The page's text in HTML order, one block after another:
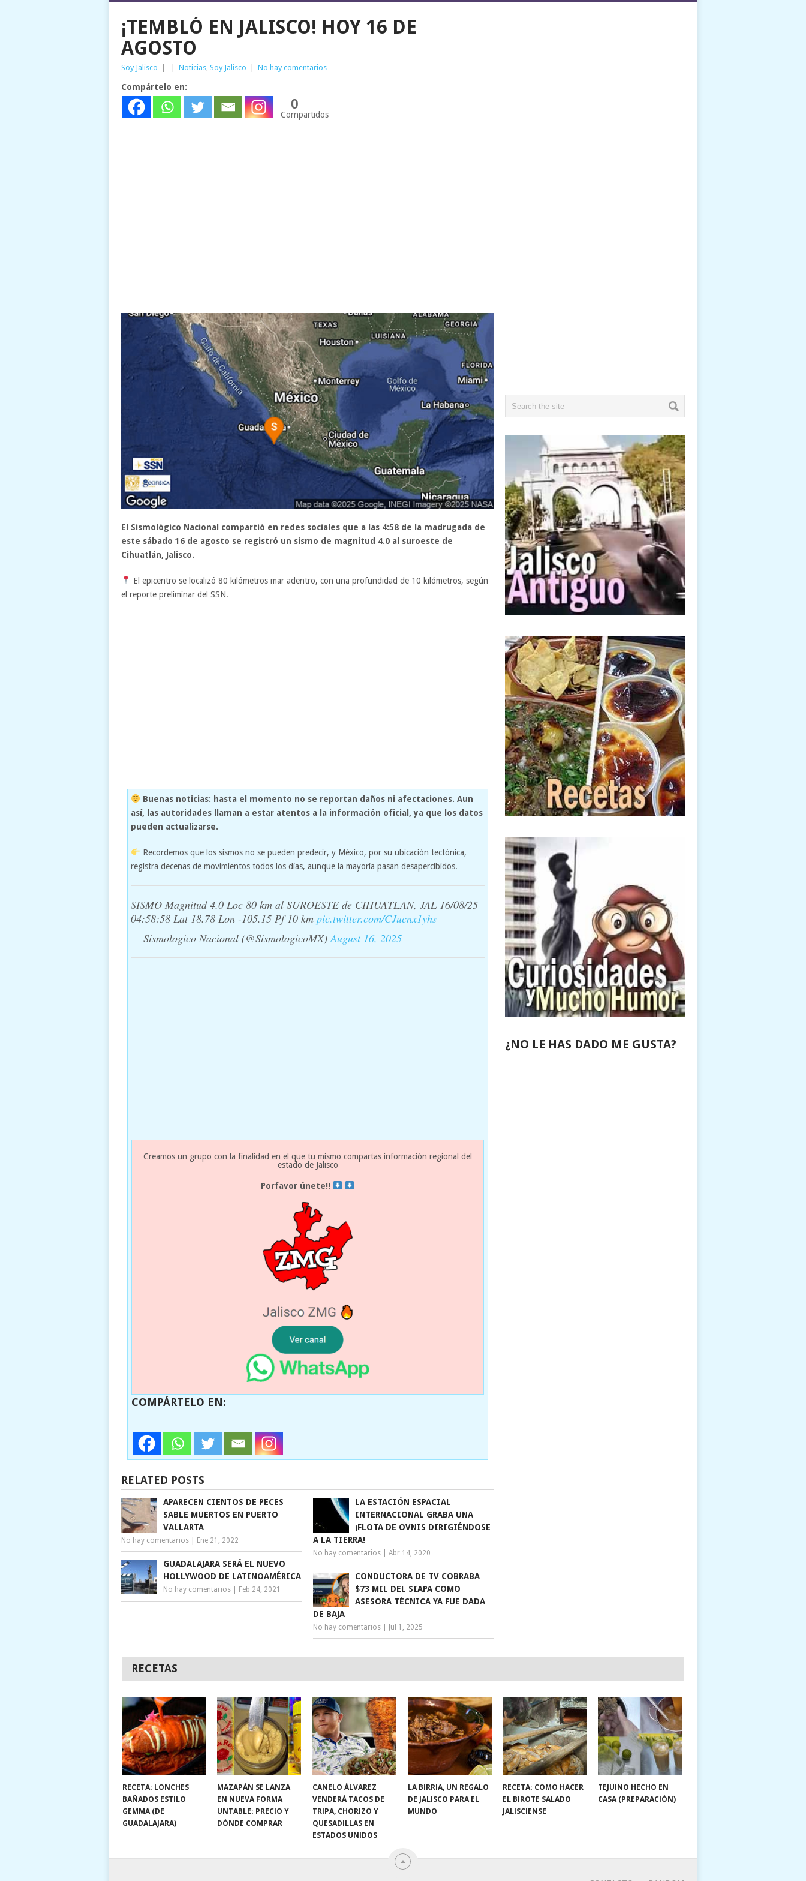
¡TEMBLÓ EN JALISCO! HOY 16 DE
AGOSTO
Soy Jalisco Noticias, Soy Jalisco No hay comentarios
Compártelo en:
0
Compartidos
El Sismológico Nacional compartió en redes sociales que a las 4:58 de la madrugada de
este sábado 16 de agosto se registró un sismo de magnitud 4.0 al suroeste de
Cihuatlán, Jalisco.
El epicentro se localizó 80 kilómetros mar adentro, con una profundidad de 10 kilómetros, según
el reporte preliminar del SSN.
Buenas noticias: hasta el momento no se reportan daños ni afectaciones. Aun
así, las autoridades llaman a estar atentos a la información oficial, ya que los datos
pueden actualizarse.
Recordemos que los sismos no se pueden predecir, y México, por su ubicación tectónica,
registra decenas de movimientos todos los días, aunque la mayoría pasan desapercibidos.
SISMO Magnitud 4.0 Loc 80 km al SUROESTE de CIHUATLAN, JAL 16/08/25
04:58:58 Lat 18.78 Lon -105.15 Pf 10 km pic.twitter.com/CJucnx1yhs
— Sismologico Nacional (@SismologicoMX)August 16, 2025
Creamos un grupo con la finalidad en el que tu mismo compartas información regional del
estado de Jalisco
Porfavor únete!!
COMPÁRTELO EN:
RELATED POSTS
APARECEN CIENTOS DE PECES
SABLE MUERTOS EN PUERTO
VALLARTA
No hay comentarios Ene 21, 2022
LA ESTACIÓN ESPACIAL
INTERNACIONAL GRABA UNA
¡FLOTA DE OVNIS DIRIGIÉNDOSE
A LA TIERRA!
No hay comentarios |Abr 14, 2020
GUADALAJARA SERÁ EL NUEVO
HOLLYWOOD DE LATINOAMÉRICA
No hay comentarios Feb 24, 2021
CONDUCTORA DE TV COBRABA
$73 MIL DEL SIAPA COMO
ASESORA TÉCNICA YA FUE DADA
DE BAJA
No hay comentarios Jul 1, 2025
¿NO LE HAS DADO ME GUSTA?
RECETAS
RECETA: LONCHES
BAÑADOS ESTILO
GEMMA (DE
GUADALAJARA)
MAZAPÁN SE LANZA
EN NUEVA FORMA
UNTABLE: PRECIO Y
DÓNDE COMPRAR
CANELO ÁLVAREZ
VENDERÁ TACOS DE
TRIPA, CHORIZO Y
QUESADILLAS EN
ESTADOS UNIDOS
LA BIRRIA, UN REGALO
DE JALISCO PARA EL
MUNDO
RECETA: COMO HACER
EL BIROTE SALADO
JALISCIENSE
TEJUINO HECHO EN
CASA (PREPARACIÓN)